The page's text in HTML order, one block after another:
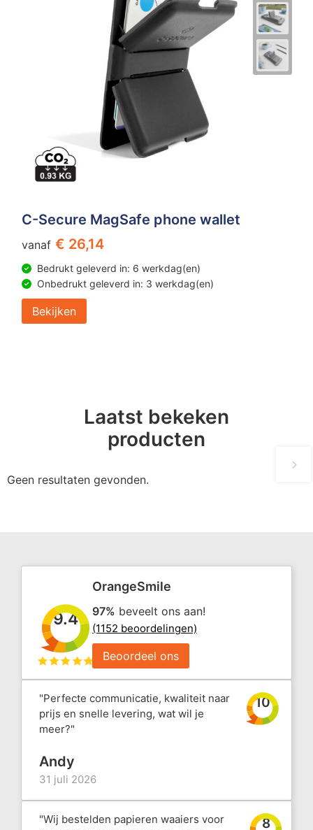
C-Secure MagSafe phone wallet
vanaf € 26,14
Bedrukt geleverd in: 6 werkdag(en)
Onbedrukt geleverd in: 3 werkdag(en)
Bekijken
Laatst bekeken
producten
Geen resultaten gevonden.
9.4
OrangeSmile
97% beveelt ons aan!
(1152 beoordelingen)
Beoordeel ons
"Perfecte communicatie, kwaliteit naar
prijs en snelle levering, wat wil je
meer?"
10
Andy
31 juli 2026
"Wij bestelden papieren waaiers voor
8